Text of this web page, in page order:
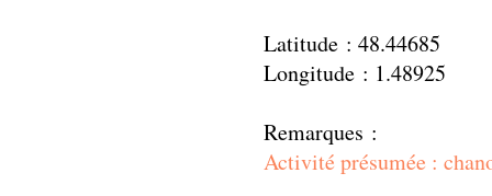
Latitude : 48.44685
Longitude : 1.48925
Remarques :
Activité présumée :